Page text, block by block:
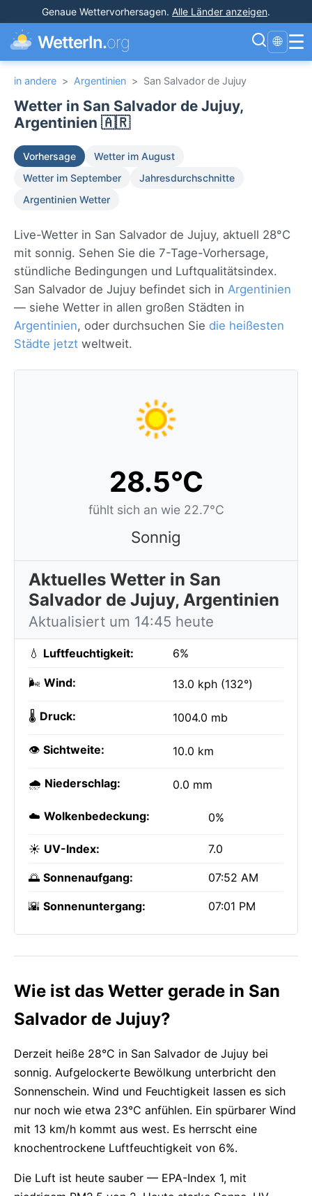
Genaue Wettervorhersagen. Alle Länder anzeigen.
WetterIn.org 🌐 ☰
in andere > Argentinien > San Salvador de Jujuy
Wetter in San Salvador de Jujuy,
Argentinien 🇦🇷
Vorhersage
Wetter im August
Wetter im September
Jahresdurchschnitte
Argentinien Wetter
Live-Wetter in San Salvador de Jujuy, aktuell 28°C
mit sonnig. Sehen Sie die 7-Tage-Vorhersage,
stündliche Bedingungen und Luftqualitätsindex.
San Salvador de Jujuy befindet sich in Argentinien
— siehe Wetter in allen großen Städten in
Argentinien, oder durchsuchen Sie die heißesten
Städte jetzt weltweit.
28.5°C
fühlt sich an wie 22.7°C
Sonnig
Aktuelles Wetter in San
Salvador de Jujuy, Argentinien
Aktualisiert um 14:45 heute
💧 Luftfeuchtigkeit: 6%
🌬️ Wind: 13.0 kph (132°)
🌡️ Druck: 1004.0 mb
👁️ Sichtweite: 10.0 km
🌧️ Niederschlag: 0.0 mm
☁️ Wolkenbedeckung: 0%
☀️ UV-Index: 7.0
🌅 Sonnenaufgang: 07:52 AM
🌇 Sonnenuntergang: 07:01 PM
Wie ist das Wetter gerade in San
Salvador de Jujuy?
Derzeit heiße 28°C in San Salvador de Jujuy bei
sonnig. Aufgelockerte Bewölkung unterbricht den
Sonnenschein. Wind und Feuchtigkeit lassen es sich
nur noch wie etwa 23°C anfühlen. Ein spürbarer Wind
mit 13 km/h kommt aus west. Es herrscht eine
knochentrockene Luftfeuchtigkeit von 6%.
Die Luft ist heute sauber — EPA-Index 1, mit